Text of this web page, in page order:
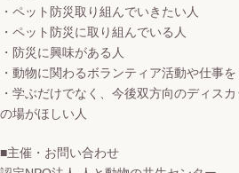
・ペット防災取り組んでいきたい人
・ペット防災に取り組んでいる人
・防災に興味がある人
・動物に関わるボランティア活動や仕事
・学ぶだけでなく、今後双方向のディス
の場がほしい人
■主催・お問い合わせ